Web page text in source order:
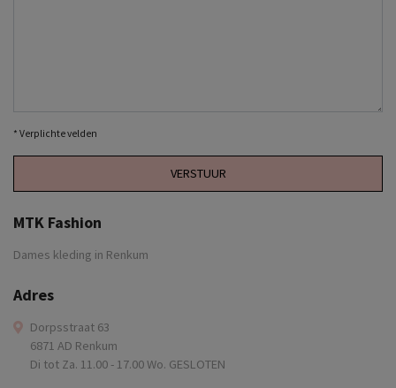
* Verplichte velden
VERSTUUR
MTK Fashion
Dames kleding in Renkum
Adres
Dorpsstraat 63
6871 AD Renkum
Di tot Za. 11.00 - 17.00 Wo. GESLOTEN